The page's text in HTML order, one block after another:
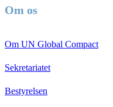
Om os
Om UN Global Compact
Sekretariatet
Bestyrelsen